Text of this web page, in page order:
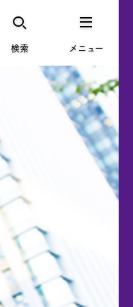
検索 メニュー